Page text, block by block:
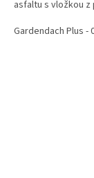
asfaltu s vložkou
Gardendach Plus -